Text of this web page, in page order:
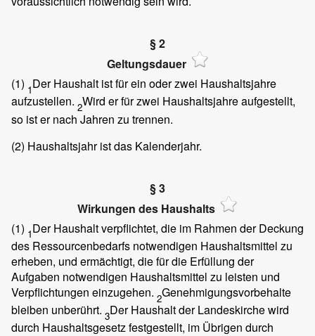
§ 2
Geltungsdauer
(1) 1Der Haushalt ist für ein oder zwei Haushaltsjahre
aufzustellen. 2Wird er für zwei Haushaltsjahre aufgestellt,
so ist er nach Jahren zu trennen.
(2) Haushaltsjahr ist das Kalenderjahr.
§ 3
Wirkungen des Haushalts
(1) 1Der Haushalt verpflichtet, die im Rahmen der Deckung
des Ressourcenbedarfs notwendigen Haushaltsmittel zu
erheben, und ermächtigt, die für die Erfüllung der
Aufgaben notwendigen Haushaltsmittel zu leisten und
Verpflichtungen einzugehen. 2Genehmigungsvorbehalte
bleiben unberührt. 3Der Haushalt der Landeskirche wird
durch Haushaltsgesetz festgestellt, im Übrigen durch